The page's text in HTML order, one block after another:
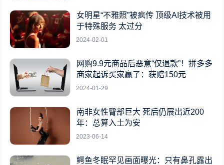
女明星“不雅照”被疯传 顶级AI技术被用
于特殊服务 太过分
2024-02-01
网购9.9元商品后恶意“仅退款”！拼多多
商家起诉买家赢了：获赔150元
2024-01-29
南非女性臀部巨大 死后仍展出近200
年：总算入土为安
2023-06-14
鳄鱼冬眠罕见画面曝光：只有鼻孔露出